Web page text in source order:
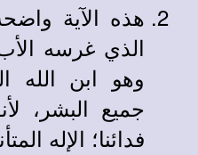
هذه الآية
الذي غرسه
وهو ابن الله
جميع البشر،
فدائنا؛ الإله